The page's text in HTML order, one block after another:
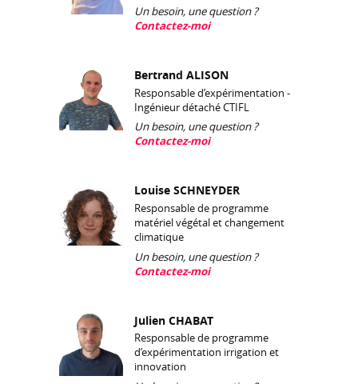
Un besoin, une question ?
Contactez-moi
Bertrand ALISON
Responsable d’expérimentation -
Ingénieur détaché CTIFL
Un besoin, une question ?
Contactez-moi
Louise SCHNEYDER
Responsable de programme
matériel végétal et changement
climatique
Un besoin, une question ?
Contactez-moi
Julien CHABAT
Responsable de programme
d’expérimentation irrigation et
innovation